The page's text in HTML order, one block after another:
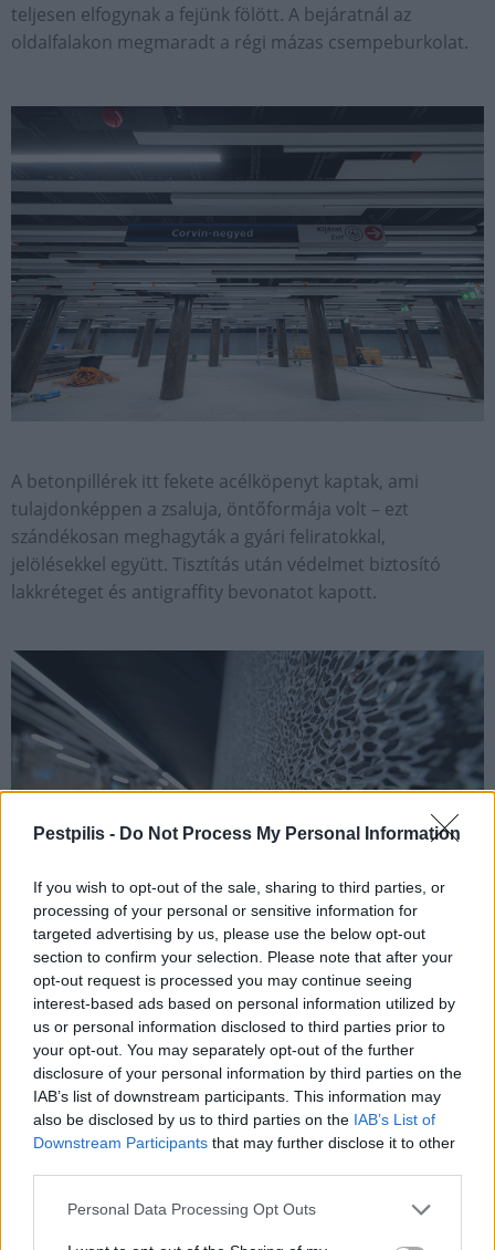
Pestpilis - Do Not Process My Personal Information
If you wish to opt-out of the sale, sharing to third parties, or
processing of your personal or sensitive information for
targeted advertising by us, please use the below opt-out
section to confirm your selection. Please note that after your
opt-out request is processed you may continue seeing
interest-based ads based on personal information utilized by
us or personal information disclosed to third parties prior to
your opt-out. You may separately opt-out of the further
disclosure of your personal information by third parties on the
IAB’s list of downstream participants. This information may
also be disclosed by us to third parties on the IAB’s List of
Downstream Participants that may further disclose it to other
Personal Data Processing Opt Outs
teljesen elfogynak a fejünk fölött. A bejáratnál az
oldalfalakon megmaradt a régi mázas csempeburkolat.
A betonpillérek itt fekete acélköpenyt kaptak, ami
tulajdonképpen a zsaluja, öntőformája volt – ezt
szándékosan meghagyták a gyári feliratokkal,
jelölésekkel együtt. Tisztítás után védelmet biztosító
lakkréteget és antigraffity bevonatot kapott.
A Corvn-negyed állomáson is aluhab borítású a peronnal szembeni fal
A Kálvin tér állomást a mitológia
ihlette
Ez az állomás nemcsak színében, hanem témájában is
mozaikcsempe és a hatalmas üvegfalak modern teret